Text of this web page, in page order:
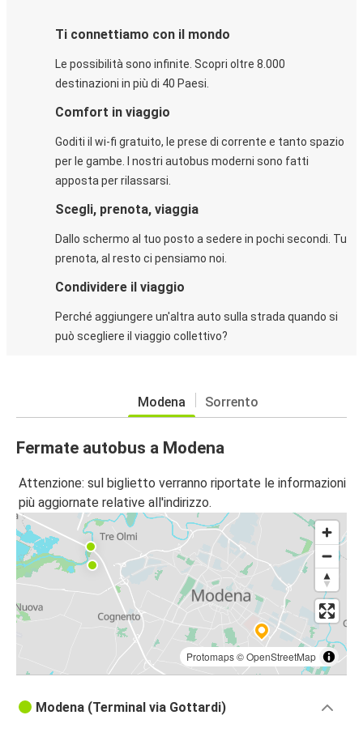
Ti connettiamo con il mondo
Le possibilità sono infinite. Scopri oltre 8.000
destinazioni in più di 40 Paesi.
Comfort in viaggio
Goditi il wi-fi gratuito, le prese di corrente e tanto spazio
per le gambe. I nostri autobus moderni sono fatti
apposta per rilassarsi.
Scegli, prenota, viaggia
Dallo schermo al tuo posto a sedere in pochi secondi. Tu
prenota, al resto ci pensiamo noi.
Condividere il viaggio
Perché aggiungere un'altra auto sulla strada quando si
può scegliere il viaggio collettivo?
Modena Sorrento
Fermate autobus a Modena
Attenzione: sul biglietto verranno riportate le informazioni
più aggiornate relative all'indirizzo.
Protomaps©OpenStreetMap
Modena (Terminal via Gottardi)